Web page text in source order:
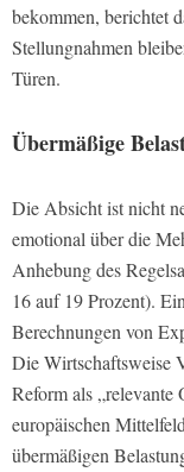
bekommen, berichtet
Stellungnahmen
Türen.
Übermäßige
Die Absicht ist nicht
emotional über die
Anhebung des
16 auf 19 Prozent).
Berechnungen von
Die Wirtschaftsweise
Reform als
europäischen
übermäßigen